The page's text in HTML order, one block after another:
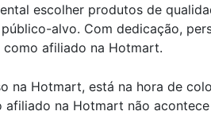
escolher produtos de
alvo. Com dedicação,
afiliado na Hotmart.
na Hotmart, está na hora de
na Hotmart não